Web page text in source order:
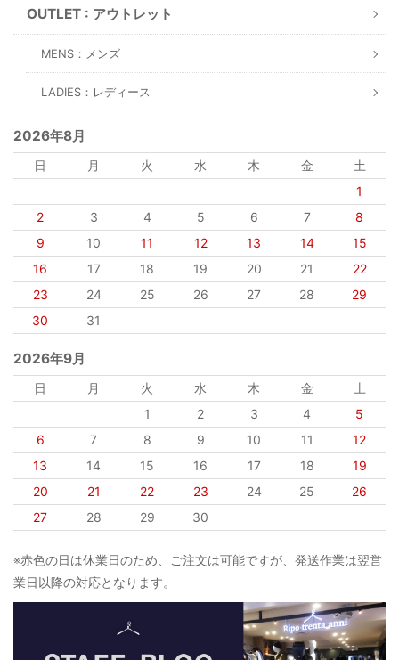
OUTLET : アウトレット
MENS：メンズ
LADIES：レディース
2026年8月
日 月 火 水 木 金
土
1
2
3 4 5 6 7
8
9
10 11 12 13 14
15
16
17 18 19 20 21
22
23
24 25 26 27 28
29
30
31
2026年9月
日 月 火 水 木 金
土
1
2 3 4
5
6
7 8 9 10 11
12
13
14 15 16 17 18
19
20
21 22 23 24 25
26
27
28 29 30
※赤色の日は休業日のため、ご注文は可能ですが、発送作業は翌営
業日以降の対応となります。